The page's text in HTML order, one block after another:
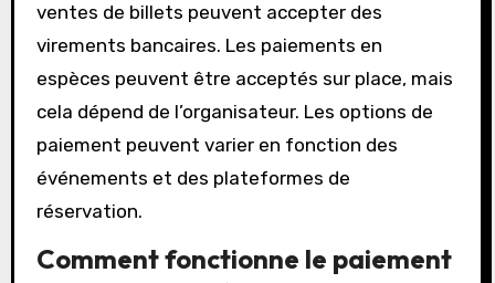
ventes de billets peuvent accepter des
virements bancaires. Les paiements en
espèces peuvent être acceptés sur place, mais
cela dépend de l’organisateur. Les options de
paiement peuvent varier en fonction des
événements et des plateformes de
réservation.
Comment fonctionne le paiement